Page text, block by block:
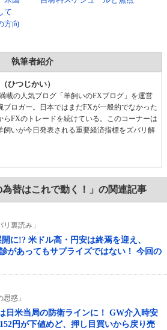
て
方向
執筆者紹介
ひつじかい）
載の人気ブログ「羊飼いのFXブログ」を運営
ブロガー。日本ではまだFXが一般的でなかった
らFXのトレードを続けている。このコーナーは
飼いが今日発表される重要経済指標をズバリ解
替はこれで動く！」の関連記事
裏読み」
に!? 米ドル高・円安は終焉を迎え、
があってもサプライズではない！ 今回の
惑」
日米当局の防衛ラインに！ GW介入時安
円が下値めど、押し目買いから戻り売